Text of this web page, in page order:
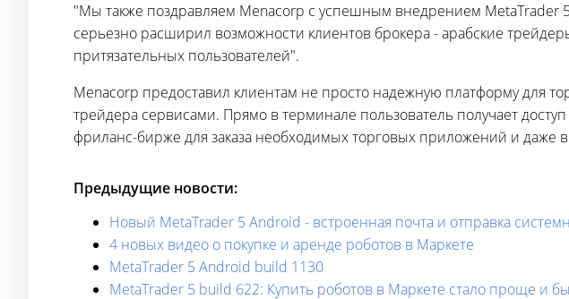
"Мы также поздравляем Menacorp с успешным внедрением MetaTrader 5
серьезно расширил возможности клиентов брокера - арабские
притязательных пользователей".
Menacorp предоставил клиентам не просто надежную платформу для
трейдера сервисами. Прямо в терминале пользователь получает
фриланс-бирже для заказа необходимых торговых приложений и даже
Предыдущие новости:
Новый MetaTrader 5 Android - встроенная почта и отправка
4 новых видео о покупке и аренде роботов в Маркете
MetaTrader 5 Android build 1130
MetaTrader 5 build 622: Купить роботов в Маркете стало проще и